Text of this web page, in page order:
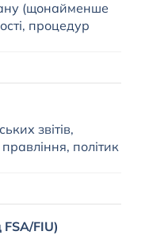
(щонайменше
процедур
звітів,
політик
FIU)